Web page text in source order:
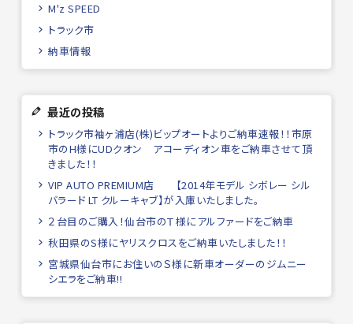
M'z SPEED
トラック市
納車情報
最近の投稿
トラック市袖ヶ浦店(株)ビップオートよりご納車速報！！市原
市のH様にUDクオン アコーディオン車をご納車させて頂
きました！！
VIP AUTO PREMIUM店 【2014年モデル シボレー シル
バラード LT クルーキャブ】が入庫いたしました。
２台目のご購入！仙台市のＴ様にアルファードをご納車
秋田県のS様にヤリスクロスをご納車いたしました！！
宮城県仙台市にお住いのＳ様に新車オーダーのジムニー
シエラをご納車!!